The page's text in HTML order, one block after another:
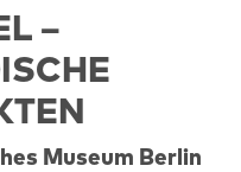
–
Museum Berlin